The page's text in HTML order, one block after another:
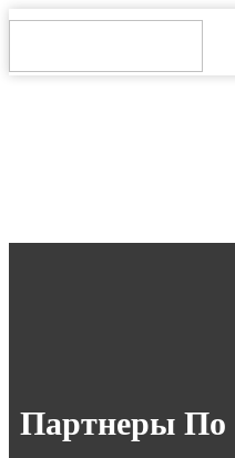
Партнеры По